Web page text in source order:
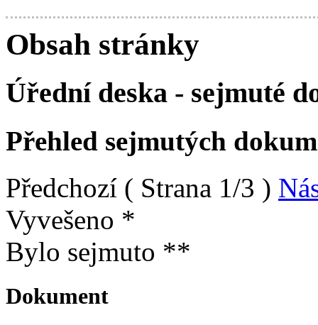
Obsah stránky
Úřední deska - sejmuté
Přehled sejmutých
Předchozí ( Strana 1/3 )
Vyvešeno *
Bylo sejmuto **
Dokument